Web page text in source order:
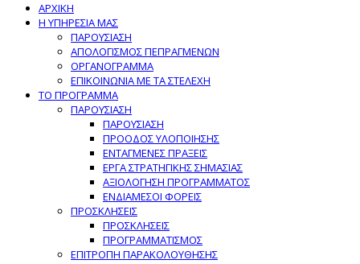
ΑΡΧΙΚΗ
Η ΥΠΗΡΕΣΙΑ ΜΑΣ
ΠΑΡΟΥΣΙΑΣΗ
ΑΠΟΛΟΓΙΣΜΟΣ ΠΕΠΡΑΓΜΕΝΩΝ
ΟΡΓΑΝΟΓΡΑΜΜΑ
ΕΠΙΚΟΙΝΩΝΙΑ ΜΕ ΤΑ ΣΤΕΛΕΧΗ
ΤΟ ΠΡΟΓΡΑΜΜΑ
ΠΑΡΟΥΣΙΑΣΗ
ΠΑΡΟΥΣΙΑΣΗ
ΠΡΟΟΔΟΣ ΥΛΟΠΟΙΗΣΗΣ
ΕΝΤΑΓΜΕΝΕΣ ΠΡΑΞΕΙΣ
ΕΡΓΑ ΣΤΡΑΤΗΓΙΚΗΣ ΣΗΜΑΣΙΑΣ
ΑΞΙΟΛΟΓΗΣΗ ΠΡΟΓΡΑΜΜΑΤΟΣ
ΕΝΔΙΑΜΕΣΟΙ ΦΟΡΕΙΣ
ΠΡΟΣΚΛΗΣΕΙΣ
ΠΡΟΣΚΛΗΣΕΙΣ
ΠΡΟΓΡΑΜΜΑΤΙΣΜΟΣ
ΕΠΙΤΡΟΠΗ ΠΑΡΑΚΟΛΟΥΘΗΣΗΣ